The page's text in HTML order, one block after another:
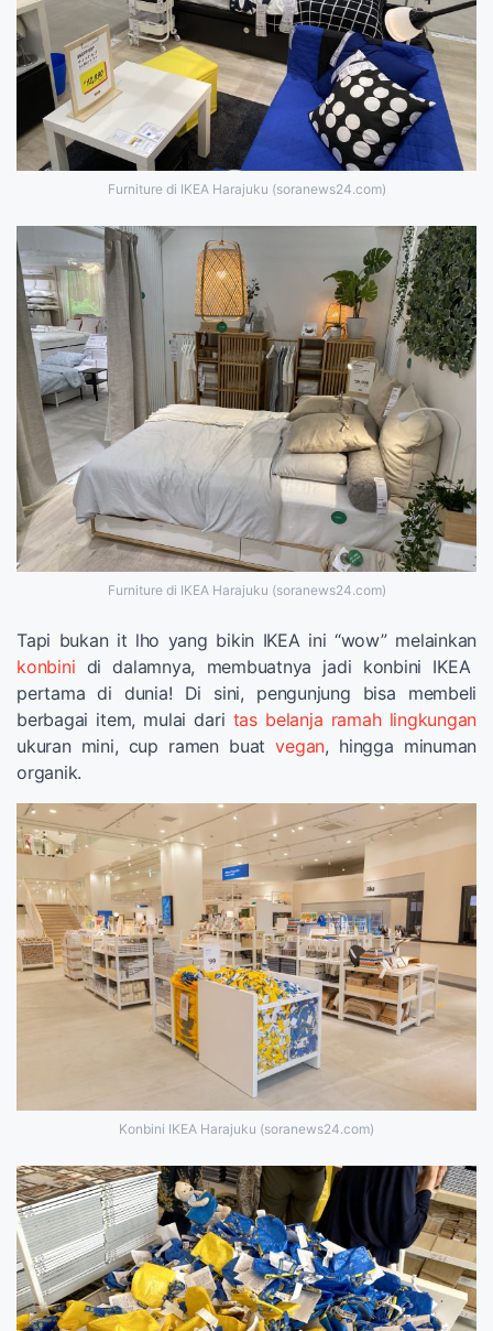
Furniture di IKEA Harajuku (soranews24.com)
Furniture di IKEA Harajuku (soranews24.com)
Tapi bukan it lho yang bikin IKEA ini “wow” melainkan
konbini di dalamnya, membuatnya jadi konbini IKEA
pertama di dunia! Di sini, pengunjung bisa membeli
berbagai item, mulai dari tas belanja ramah lingkungan
ukuran mini, cup ramen buatvegan, hingga minuman
organik.
Konbini IKEA Harajuku (soranews24.com)